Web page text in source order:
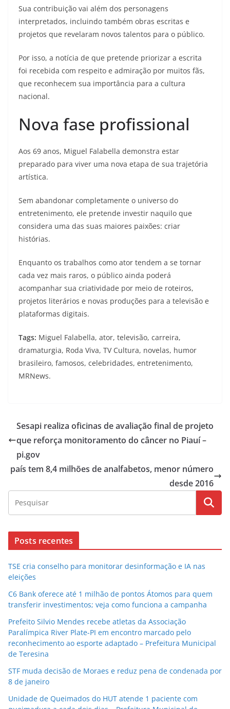
Sua contribuição vai além dos personagens
interpretados, incluindo também obras escritas e
projetos que revelaram novos talentos para o público.
Por isso, a notícia de que pretende priorizar a escrita
foi recebida com respeito e admiração por muitos fãs,
que reconhecem sua importância para a cultura
nacional.
Nova fase profissional
Aos 69 anos, Miguel Falabella demonstra estar
preparado para viver uma nova etapa de sua trajetória
artística.
Sem abandonar completamente o universo do
entretenimento, ele pretende investir naquilo que
considera uma das suas maiores paixões: criar
histórias.
Enquanto os trabalhos como ator tendem a se tornar
cada vez mais raros, o público ainda poderá
acompanhar sua criatividade por meio de roteiros,
projetos literários e novas produções para a televisão e
plataformas digitais.
Tags: Miguel Falabella, ator, televisão, carreira,
dramaturgia, Roda Viva, TV Cultura, novelas, humor
brasileiro, famosos, celebridades, entretenimento,
MRNews.
Sesapi realiza oficinas de avaliação final de projeto
que reforça monitoramento do câncer no Piauí –
pi.gov
país tem 8,4 milhões de analfabetos, menor número
desde 2016
Posts recentes
TSE cria conselho para monitorar desinformação e IA nas
eleições
C6 Bank oferece até 1 milhão de pontos Átomos para quem
transferir investimentos; veja como funciona a campanha
Prefeito Silvio Mendes recebe atletas da Associação
Paralímpica River Plate-PI em encontro marcado pelo
reconhecimento ao esporte adaptado – Prefeitura Municipal
de Teresina
STF muda decisão de Moraes e reduz pena de condenada por
8 de janeiro
Unidade de Queimados do HUT atende 1 paciente com